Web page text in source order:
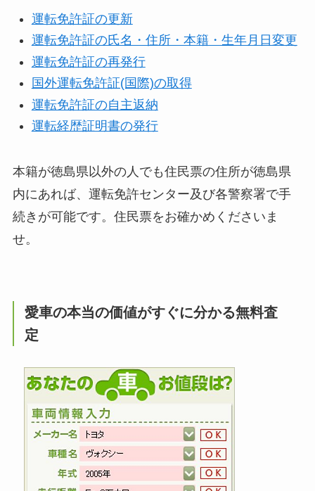
運転免許証の更新
運転免許証の氏名・住所・本籍・生年月日変更
運転免許証の再発行
国外運転免許証(国際)の取得
運転免許証の自主返納
運転経歴証明書の発行
本籍が徳島県以外の人でも住民票の住所が徳島県
内にあれば、運転免許センター及び各警察署で手
続きが可能です。住民票をお確かめくださいま
せ。
愛車の本当の価値がすぐに分かる無料査
定